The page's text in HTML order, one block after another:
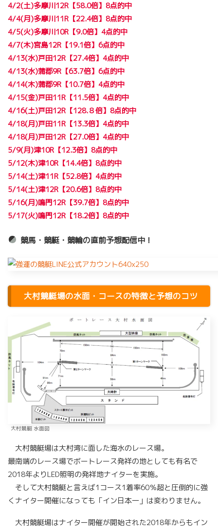
4/2(土)多摩川12R【58.0倍】8点的中
4/4(月)多摩川11R【22.4倍】8点的中
4/5(火)多摩川10R【9.0倍】4点的中
4/7(木)宮島12R【19.1倍】6点的中
4/13(水)戸田12R【27.4倍】4点的中
4/13(水)蒲郡9R【63.7倍】6点的中
4/14(木)蒲郡9R【10.7倍】4点的中
4/15(金)戸田11R【11.5倍】4点的中
4/16(土)戸田12R【128.８倍】8点的中
4/18(月)戸田11R【13.3倍】4点的中
4/18(月)戸田12R【27.0倍】4点的中
5/9(月)津10R【12.3倍】8点的中
5/12(木)津10R【14.4倍】8点的中
5/14(土)津11R【52.8倍】4点的中
5/14(土)津12R【20.6倍】8点的中
5/16(月)鳴門12R【39.7倍】8点的中
5/17(火)鳴門12R【18.2倍】8点的中
競馬・競艇・競輪の直前予想配信中！
大村競艇場の水面・コースの特徴と予想のコツ
大村競艇 水面図
大村競艇場は大村湾に面した海水のレース場。
最南端のレース場でボートレース発祥の地としても有名で
2018年よりLED照明の発祥地ナイターを実施。
そして大村競艇と言えば1コース1着率60％超と圧倒的に強
くナイター開催になっても「イン日本一」は変わりません。
大村競艇場はナイター開催が開始された2018年からもイン